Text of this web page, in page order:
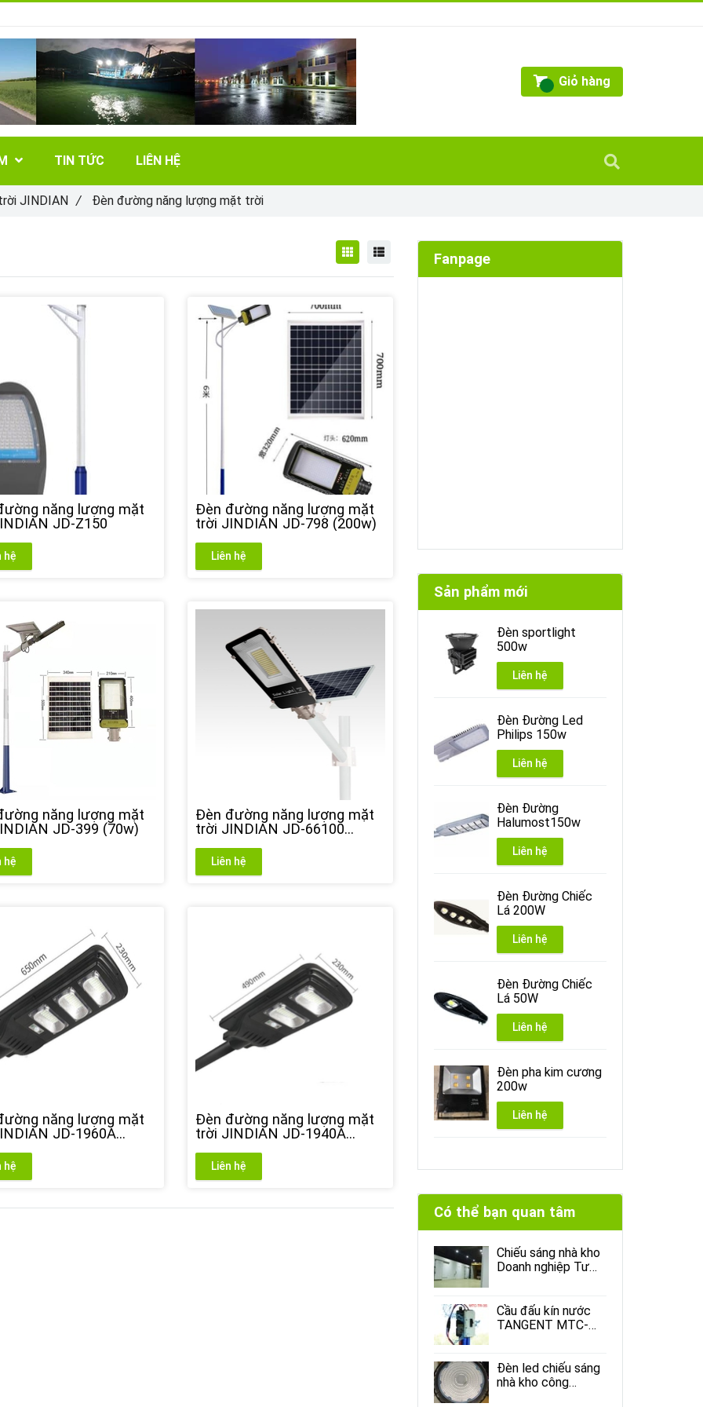
năng lượng mặt
JD-Z150
hệ
Đèn đường năng lượng mặt
trời JINDIAN JD-798 (200w)
Liên hệ
năng lượng mặt
JD-399 (70w)
hệ
Đèn đường năng lượng mặt
trời JINDIAN JD-66100
Liên hệ
năng lượng mặt
JD-1960A
hệ
Đèn đường năng lượng mặt
trời JINDIAN JD-1940A
Liên hệ
Fanpage
Sản phẩm mới
Đèn sportlight
500w
Liên hệ
Đèn Đường Led
Philips 150w
Liên hệ
Đèn Đường
Halumost150w
Liên hệ
Đèn Đường Chiếc
Lá 200W
Liên hệ
Đèn Đường Chiếc
Lá 50W
Liên hệ
Đèn pha kim cương
200w
Liên hệ
Có thể bạn quan tâm
Chiếu sáng nhà kho
Doanh nghiệp Tư
Cầu đấu kín nước
TANGENT MTC-
Đèn led chiếu sáng
nhà kho công
JINDIAN / Đèn đường năng lượng mặt trời
Giỏ hàng
TIN TỨC LIÊN HỆ